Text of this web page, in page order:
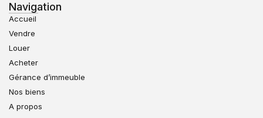
Navigation
Accueil
Vendre
Louer
Acheter
Gérance d’immeuble
Nos biens
A propos